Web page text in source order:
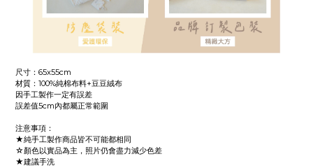
尺寸：65x55cm
材質：100%純棉布料+豆豆絨布
因手工製作一定有誤差
誤差值5cm內都屬正常範圍
注意事項：
★純手工製作商品皆不可能都相同
☆顏色以實品為主，照片仍會盡力減少色差
★建議手洗